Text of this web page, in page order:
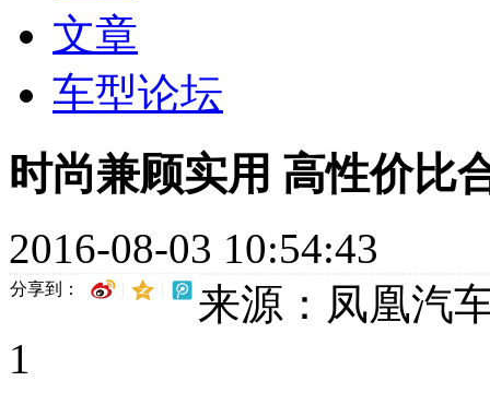
文章
车型论坛
时尚兼顾实用 高性价比
2016-08-03 10:54:43
分享到：
来源：凤凰汽
1